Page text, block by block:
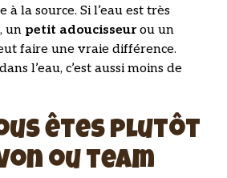
la source. Si l’eau est très
un petit adoucisseurou un
faire une vraie différence.
l’eau, c’est aussi moins de
êtes plutôt
ou team